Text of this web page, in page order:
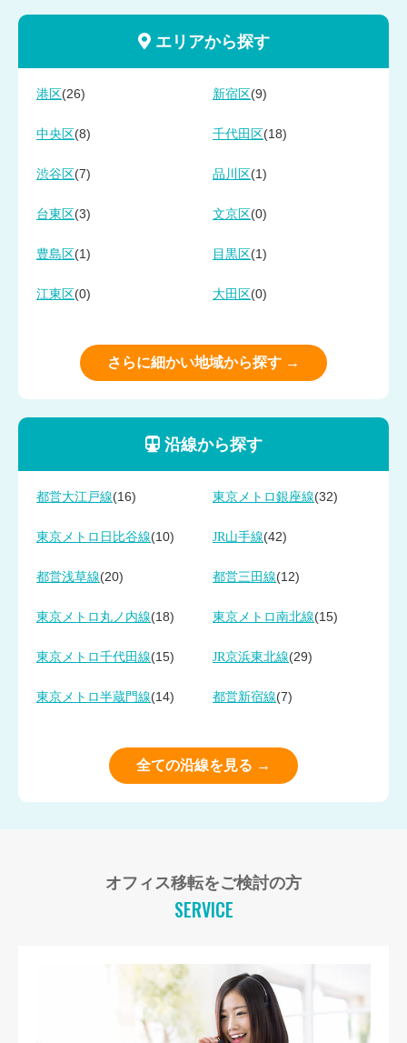
エリアから探す
港区 (26) 新宿区 (9)
中央区 (8) 千代田区 (18)
渋谷区 (7) 品川区 (1)
台東区 (3) 文京区 (0)
豊島区 (1) 目黒区 (1)
江東区 (0) 大田区 (0)
さらに細かい地域から探す →
沿線から探す
都営大江戸線(16) 東京メトロ銀座線(32)
東京メトロ日比谷線(10) JR山手線(42)
都営浅草線(20) 都営三田線(12)
東京メトロ丸ノ内線(18) 東京メトロ南北線(15)
東京メトロ千代田線(15) JR京浜東北線(29)
東京メトロ半蔵門線(14) 都営新宿線(7)
全ての沿線を見る →
オフィス移転をご検討の方
SERVICE